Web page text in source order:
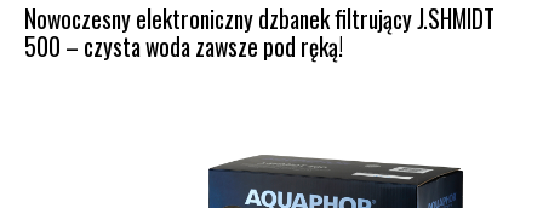
Nowoczesny elektroniczny dzbanek filtrujący J.SHMIDT
500 – czysta woda zawsze pod ręką!